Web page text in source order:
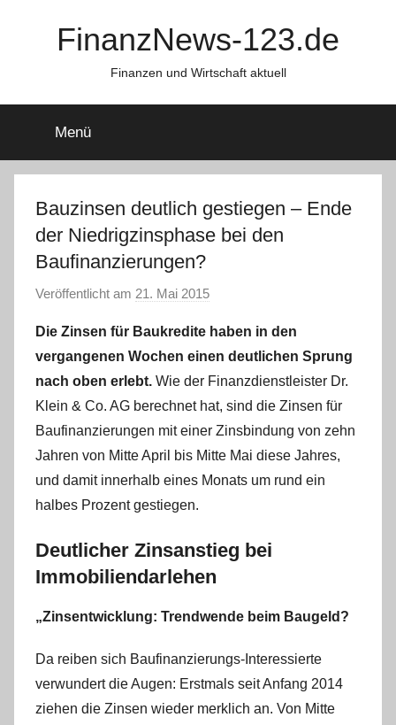
FinanzNews-123.de
Finanzen und Wirtschaft aktuell
Menü
Bauzinsen deutlich gestiegen – Ende
der Niedrigzinsphase bei den
Baufinanzierungen?
Veröffentlicht am 21. Mai 2015
n
a
d
m
i
n
Die Zinsen für Baukredite haben in den
vergangenen Wochen einen deutlichen Sprung
nach oben erlebt. Wie der Finanzdienstleister Dr.
Klein & Co. AG berechnet hat, sind die Zinsen für
Baufinanzierungen mit einer Zinsbindung von zehn
Jahren von Mitte April bis Mitte Mai diese Jahres,
und damit innerhalb eines Monats um rund ein
halbes Prozent gestiegen.
Deutlicher Zinsanstieg bei
Immobiliendarlehen
„Zinsentwicklung: Trendwende beim Baugeld?
Da reiben sich Baufinanzierungs-Interessierte
verwundert die Augen: Erstmals seit Anfang 2014
ziehen die Zinsen wieder merklich an. Von Mitte